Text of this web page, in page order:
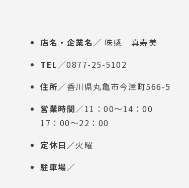
店名・企業名／ 味感 真寿美
TEL／0877-25-5102
住所／香川県丸亀市今津町566-5
営業時間／11：00～14：00
17：00～22：00
定休日 ／火曜
駐車場／